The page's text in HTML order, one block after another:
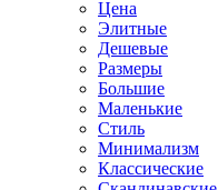
Цена
Элитные
Дешевые
Размеры
Большие
Маленькие
Стиль
Минимализм
Классические